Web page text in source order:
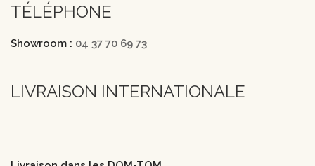
TÉLÉPHONE
Showroom : 04 37 70 69 73
LIVRAISON INTERNATIONALE